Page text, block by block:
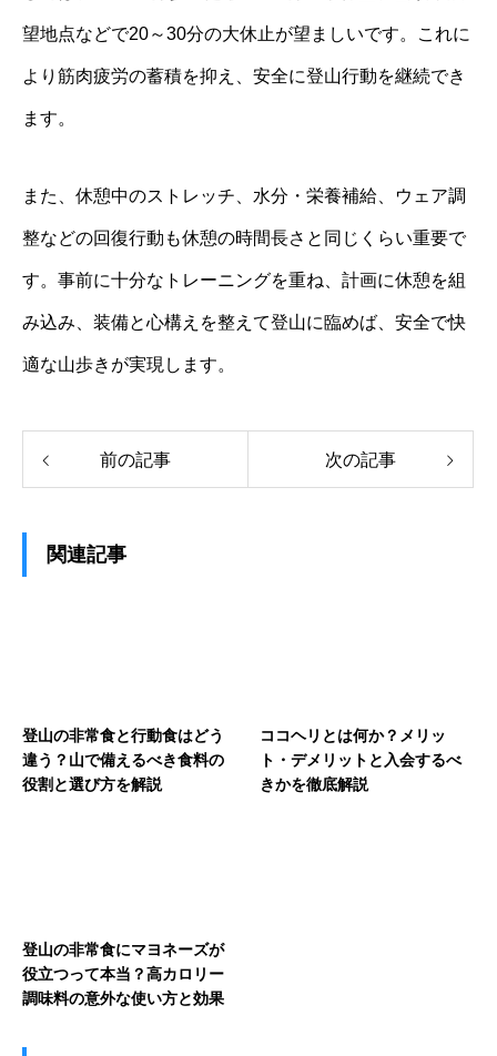
望地点などで20～30分の大休止が望ましいです。これに
より筋肉疲労の蓄積を抑え、安全に登山行動を継続でき
ます。
また、休憩中のストレッチ、水分・栄養補給、ウェア調
整などの回復行動も休憩の時間長さと同じくらい重要で
す。事前に十分なトレーニングを重ね、計画に休憩を組
み込み、装備と心構えを整えて登山に臨めば、安全で快
適な山歩きが実現します。
前の記事 次の記事
関連記事
登山の非常食と行動食はどう
違う？山で備えるべき食料の
役割と選び方を解説
ココヘリとは何か？メリッ
ト・デメリットと入会するべ
きかを徹底解説
登山の非常食にマヨネーズが
役立つって本当？高カロリー
調味料の意外な使い方と効果